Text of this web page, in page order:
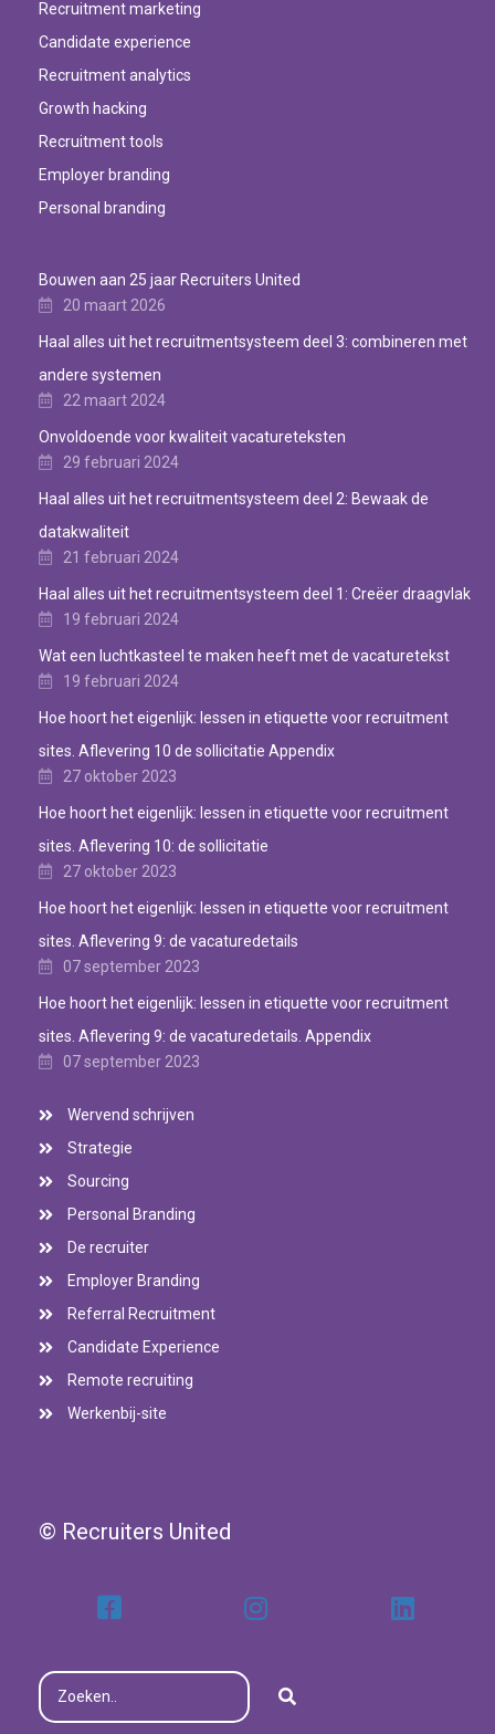
Recruitment marketing
Candidate experience
Recruitment analytics
Growth hacking
Recruitment tools
Employer branding
Personal branding
Bouwen aan 25 jaar Recruiters United
20 maart 2026
Haal alles uit het recruitmentsysteem deel 3: combineren met
andere systemen
22 maart 2024
Onvoldoende voor kwaliteit vacatureteksten
29 februari 2024
Haal alles uit het recruitmentsysteem deel 2: Bewaak de
datakwaliteit
21 februari 2024
Haal alles uit het recruitmentsysteem deel 1: Creëer draagvlak
19 februari 2024
Wat een luchtkasteel te maken heeft met de vacaturetekst
19 februari 2024
Hoe hoort het eigenlijk: lessen in etiquette voor recruitment
sites. Aflevering 10 de sollicitatie Appendix
27 oktober 2023
Hoe hoort het eigenlijk: lessen in etiquette voor recruitment
sites. Aflevering 10: de sollicitatie
27 oktober 2023
Hoe hoort het eigenlijk: lessen in etiquette voor recruitment
sites. Aflevering 9: de vacaturedetails
07 september 2023
Hoe hoort het eigenlijk: lessen in etiquette voor recruitment
sites. Aflevering 9: de vacaturedetails. Appendix
07 september 2023
Wervend schrijven
Strategie
Sourcing
Personal Branding
De recruiter
Employer Branding
Referral Recruitment
Candidate Experience
Remote recruiting
Werkenbij-site
© Recruiters United